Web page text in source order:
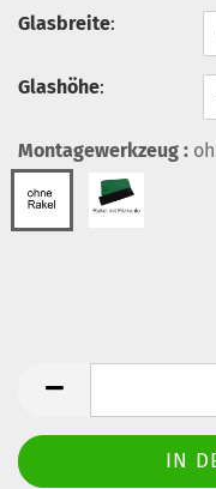
Glasbreite:
Glashöhe:
Montagewerkzeug :